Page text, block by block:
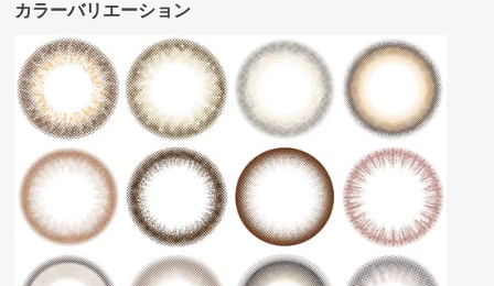
カラーバリエーション